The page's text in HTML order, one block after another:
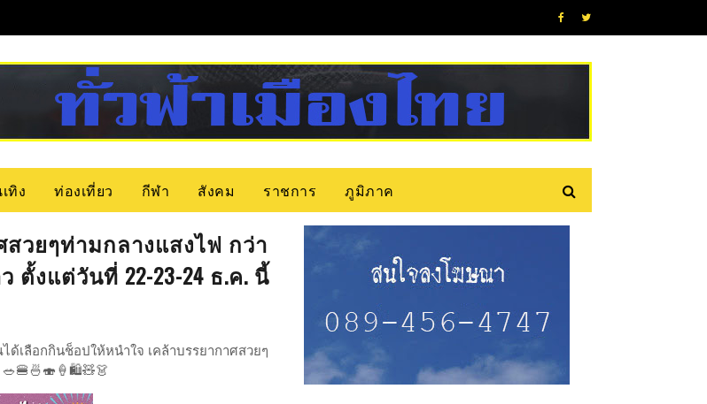
ทิง ท่องเที่ยว กีฬา สังคม ราชการ ภูมิภาค
วยๆท่ามกลางแสงไฟ กว่า
ตั้งแต่วันที่ 22-23-24 ธ.ค. นี้
เลือกกินช็อปให้หนำใจ เคล้าบรรยากาศสวยๆ